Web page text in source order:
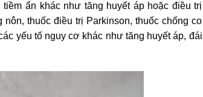
ẩn khác như tăng huyết áp hoặc điều trị
thuốc điều trị Parkinson, thuốc chống co
yếu tố nguy cơ khác như tăng huyết áp, đái